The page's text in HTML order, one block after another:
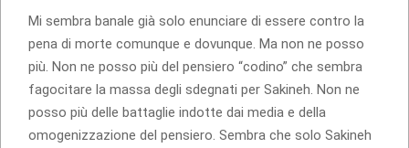
Mi sembra banale già solo enunciare di essere contro la
pena di morte comunque e dovunque. Ma non ne posso
più. Non ne posso più del pensiero “codino” che sembra
fagocitare la massa degli sdegnati per Sakineh. Non ne
posso più delle battaglie indotte dai media e della
omogenizzazione del pensiero. Sembra che solo Sakineh